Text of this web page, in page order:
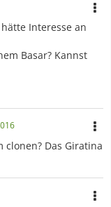
Interesse an
Basar? Kannst
clonen? Das Giratina